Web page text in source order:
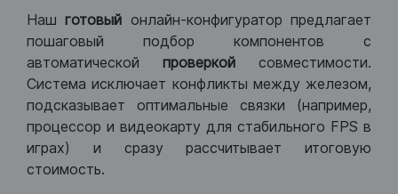
Нашготовый онлайн-конфигуратор предлагает
пошаговый подбор компонентов с
автоматической проверкой совместимости.
Система исключает конфликты между железом,
подсказывает оптимальные связки (например,
процессор и видеокарту для стабильного FPS в
играх) и сразу рассчитывает итоговую
стоимость.